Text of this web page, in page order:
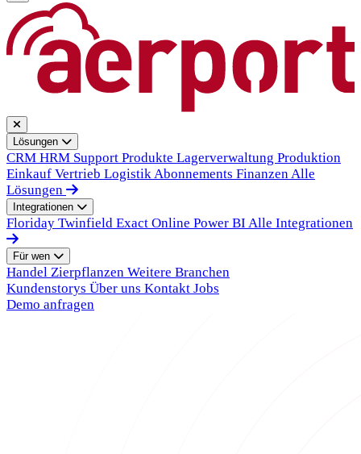
Lösungen
CRM HRM Support Produkte Lagerverwaltung Produktion
Einkauf Vertrieb LogistikAbonnements FinanzenAlle
Lösungen
Integrationen
Floriday Twinfield Exact Online Power BI Alle Integrationen
Für wen
Handel Zierpflanzen Weitere Branchen
Kundenstorys Über uns Kontakt Jobs
Demo anfragen